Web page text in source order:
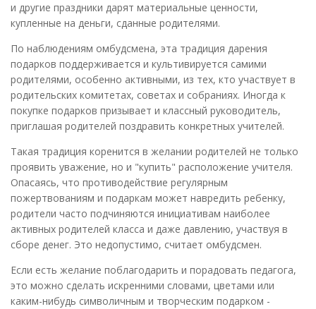
и другие праздники дарят материальные ценности,
купленные на деньги, сданные родителями.
По наблюдениям омбудсмена, эта традиция дарения
подарков поддерживается и культивируется самими
родителями, особенно активными, из тех, кто участвует в
родительских комитетах, советах и собраниях. Иногда к
покупке подарков призывает и классный руководитель,
приглашая родителей поздравить конкретных учителей.
Такая традиция коренится в желании родителей не только
проявить уважение, но и "купить" расположение учителя.
Опасаясь, что противодействие регулярным
пожертвованиям и подаркам может навредить ребенку,
родители часто подчиняются инициативам наиболее
активных родителей класса и даже давлению, участвуя в
сборе денег. Это недопустимо, считает омбудсмен.
Если есть желание поблагодарить и порадовать педагога,
это можно сделать искренними словами, цветами или
каким-нибудь символичным и творческим подарком -